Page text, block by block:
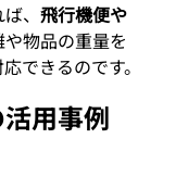
ば、飛行機便や
物品の重量を
できるのです。
用事例